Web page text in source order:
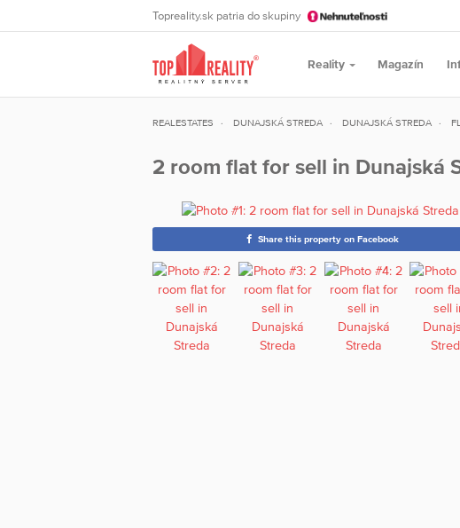
Topreality.sk patria do skupiny
Reality Magazín
REALESTATES DUNAJSKÁ STREDA DUNAJSKÁ STREDA
2 room flat for sell in Dunajská
Share this property on Facebook